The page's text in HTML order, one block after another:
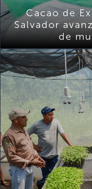
Cacao de
Salvador
de